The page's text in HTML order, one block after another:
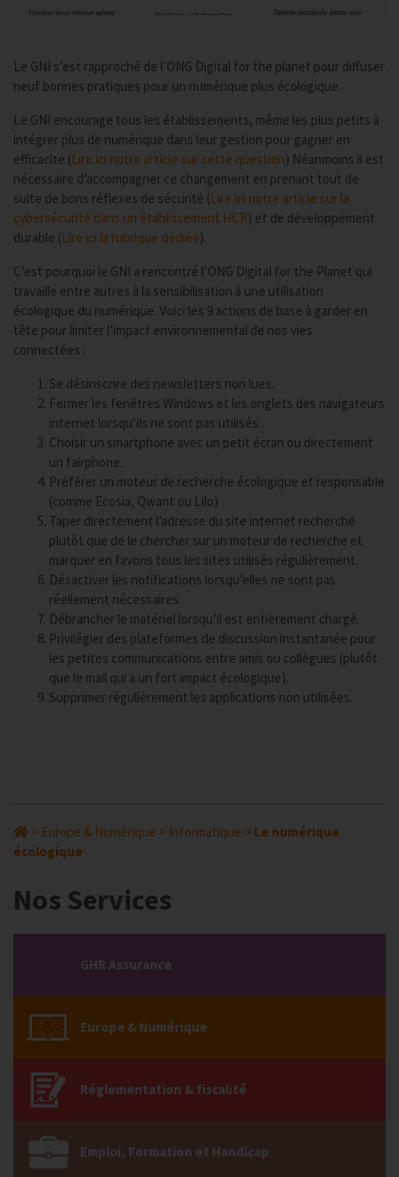
Le GNI s’est rapproché de l’ONG Digital for the planet pour diffuser
neuf bonnes pratiques pour un numérique plus écologique.
Le GNI encourage tous les établissements, même les plus petits à
intégrer plus de numérique dans leur gestion pour gagner en
efficacité (Lire ici notre article sur cette question) Néanmoins il est
nécessaire d’accompagner ce changement en prenant tout de
suite de bons réflexes de sécurité (Lire ici notre article sur la
cybersécurité dans un établissement HCR) et de développement
durable (Lire ici la rubrique dédiée).
C’est pourquoi le GNI a rencontré l’ONG Digital for the Planet qui
travaille entre autres à la sensibilisation à une utilisation
écologique du numérique. Voici les 9 actions de base à garder en
tête pour limiter l’impact environnemental de nos vies
connectées :
Se désinscrire des newsletters non lues.
Fermer les fenêtres Windows et les onglets des navigateurs
internet lorsqu’ils ne sont pas utilisés.
Choisir un smartphone avec un petit écran ou directement
un fairphone.
Préférer un moteur de recherche écologique et responsable
(comme Ecosia, Qwant ou Lilo)
Taper directement l’adresse du site internet recherché
plutôt que de le chercher sur un moteur de recherche et
marquer en favoris tous les sites utilisés régulièrement.
Désactiver les notifications lorsqu’elles ne sont pas
réellement nécessaires.
Débrancher le matériel lorsqu’il est entièrement chargé.
Privilégier des plateformes de discussion instantanée pour
les petites communications entre amis ou collègues (plutôt
que le mail qui a un fort impact écologique).
Supprimer régulièrement les applications non utilisées.
> Europe & Numérique > Informatique > Le numérique
écologique
Nos Services
GHR Assurance
Europe & Numérique
Réglementation & fiscalité
Emploi, Formation et Handicap